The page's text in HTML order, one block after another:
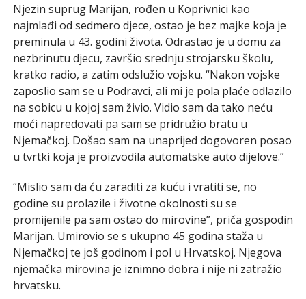
Njezin suprug Marijan, rođen u Koprivnici kao
najmlađi od sedmero djece, ostao je bez majke koja je
preminula u 43. godini života. Odrastao je u domu za
nezbrinutu djecu, završio srednju strojarsku školu,
kratko radio, a zatim odslužio vojsku. “Nakon vojske
zaposlio sam se u Podravci, ali mi je pola plaće odlazilo
na sobicu u kojoj sam živio. Vidio sam da tako neću
moći napredovati pa sam se pridružio bratu u
Njemačkoj. Došao sam na unaprijed dogovoren posao
u tvrtki koja je proizvodila automatske auto dijelove.”
“Mislio sam da ću zaraditi za kuću i vratiti se, no
godine su prolazile i životne okolnosti su se
promijenile pa sam ostao do mirovine”, priča gospodin
Marijan. Umirovio se s ukupno 45 godina staža u
Njemačkoj te još godinom i pol u Hrvatskoj. Njegova
njemačka mirovina je iznimno dobra i nije ni zatražio
hrvatsku.